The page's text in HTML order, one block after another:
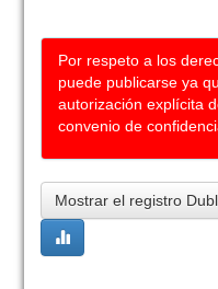
Por respeto a los
puede publicarse ya
autorización explícita
convenio de
Mostrar el registro